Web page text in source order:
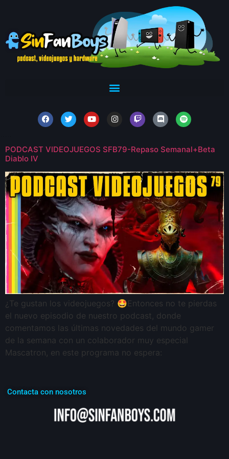
PODCAST VIDEOJUEGOS SFB79-Repaso Semanal+Beta
Diablo IV
¿Te gustan los videojuegos? 🤩Entonces no te pierdas
el nuevo episodio de nuestro podcast, donde
comentamos las últimas novedades del mundo gamer
de la semana con un colaborador muy especial
Mascatron, en este programa no espera:
Contacta con nosotros